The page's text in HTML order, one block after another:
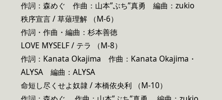
作詞：森めぐ 作曲：山本”ぶち”真勇 編曲：zukio
秩序宣言 / 草薙理解 （M-6）
作詞・作曲・編曲：杉本善徳
LOVE MYSELF / テラ （M-8）
作詞：Kanata Okajima 作曲：Kanata Okajima・
ALYSA 編曲：ALYSA
命短し尽くせよ奴隷 / 本橋依央利 （M-10）